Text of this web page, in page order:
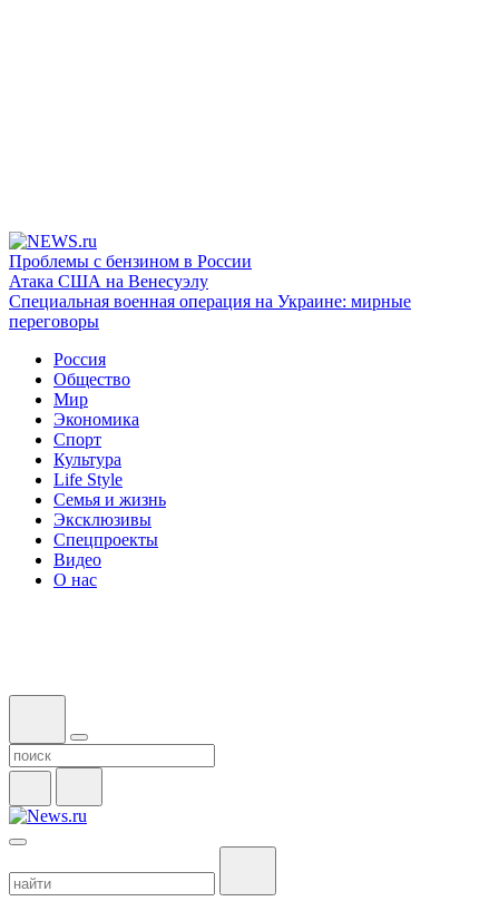
Проблемы с бензином в России
Атака США на Венесуэлу
Специальная военная операция на Украине: мирные
переговоры
Россия
Общество
Мир
Экономика
Спорт
Культура
Life Style
Семья и жизнь
Эксклюзивы
Спецпроекты
Видео
О нас